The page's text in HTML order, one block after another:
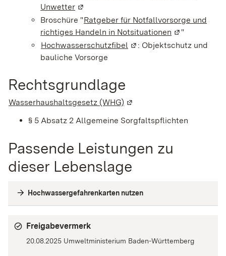
Unwetter (Wird in einem neuen Fenster geöffnet)
Broschüre "Ratgeber für Notfallvorsorge und
richtiges Handeln in Notsituationen (Wird in
"
Hochwasserschutzfibel (Wird in einem neuen
: Objektschutz und
bauliche Vorsorge
Rechtsgrundlage
Wasserhaushaltsgesetz (WHG) (Wird in einem neuen
§ 5 Absatz 2 Allgemeine Sorgfaltspflichten
Passende Leistungen zu
dieser Lebenslage
Hochwassergefahrenkarten nutzen
Freigabevermerk
20.08.2025 Umweltministerium Baden-Württemberg